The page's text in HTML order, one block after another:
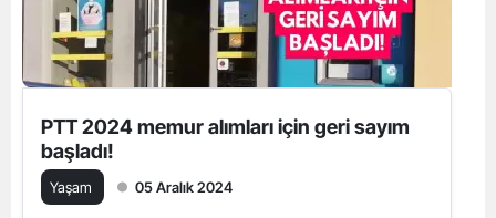
PTT 2024 memur alımları için geri sayım
başladı!
Yaşam 05 Aralık 2024